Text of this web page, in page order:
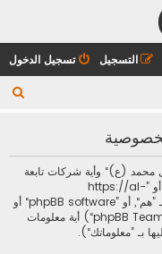
تسجيل الدخول التسجيل
محمد (ع)“ وأية شركات تابعة
لها (مشار إليها بـ ”نحن“ أو ”مجالس آل محمد (ع)“ أو ”https://al-
majalis.org/forums“) و phpBB (مشار إليها بـ ”هم“, أو ”phpBB software“ أو
“www.phpbb.com” أو ”phpBB Limited“ أو ”phpBB Teams“) أية معلومات
بـ ”معلوماتك“).